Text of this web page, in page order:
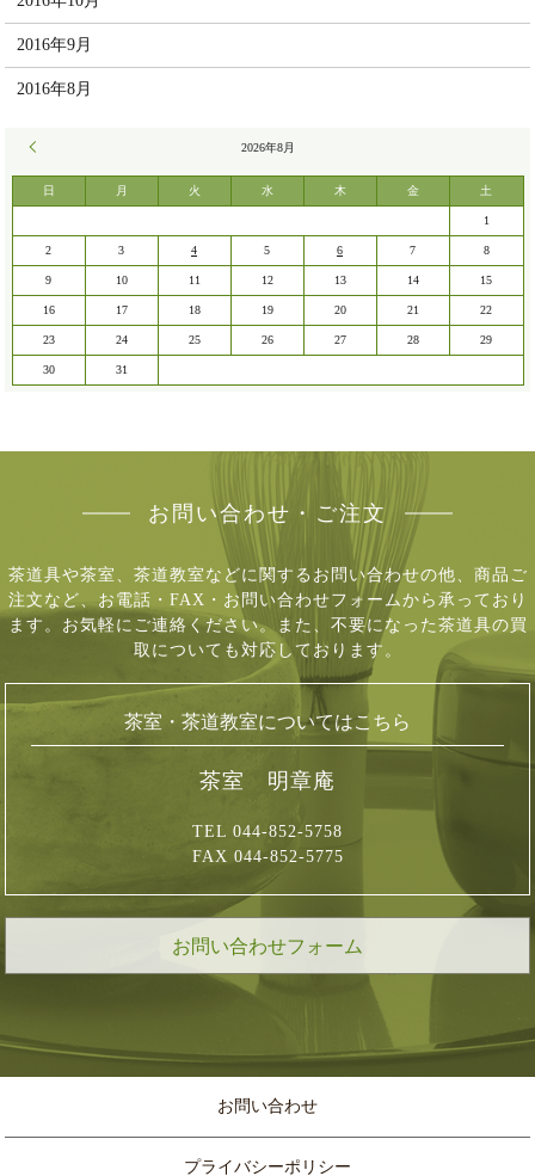
2016年9月
2016年8月
2026年8月
日 月 火 水 木 金 土
1
2 3 4 5 6 7 8
9 10 11 12 13 14 15
16 17 18 19 20 21 22
23 24 25 26 27 28 29
30 31
お問い合わせ・ご注文
茶道具や茶室、茶道教室などに関するお問い合わせの他、商品ご
注文など、 お電話・FAX・お問い合わせフォームから承っており
ます。お気軽にご連絡ください。 また、不要になった茶道具の買
取についても対応しております。
茶室・茶道教室についてはこちら
茶室 明章庵
TEL 044-852-5758
FAX 044-852-5775
お問い合わせフォーム
お問い合わせ
プライバシーポリシー